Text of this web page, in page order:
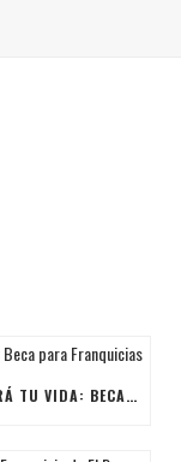
LA OPORTUNIDAD NAVIDEÑA QUE CAMBIARÁ TU VIDA: BECA PARA FRANQUICIAS